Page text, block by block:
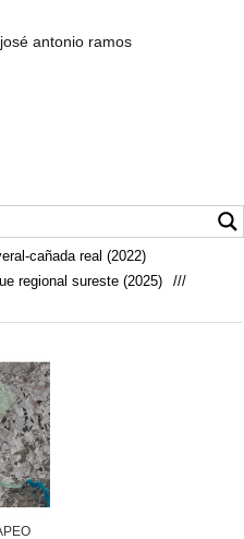
antonio ramos
cañada real (2022)
regional sureste (2025)
///